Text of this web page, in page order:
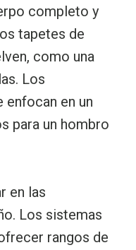
completo y
tapetes de
como una
Los
en un
para un hombro
en las
Los sistemas
rangos de